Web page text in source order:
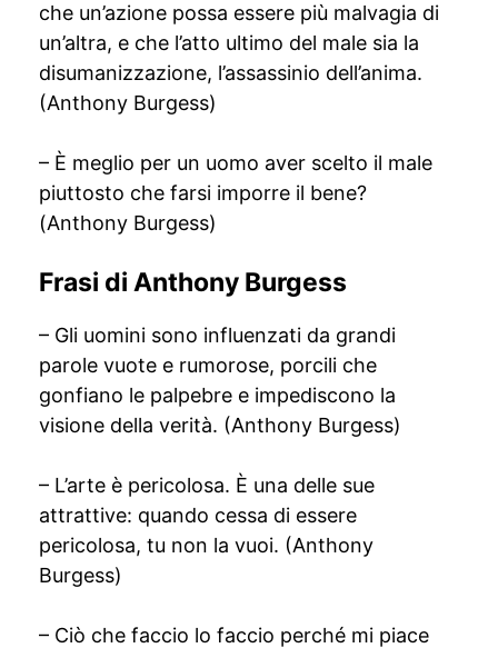
che un’azione possa essere più malvagia di
un’altra, e che l’atto ultimo del male sia la
disumanizzazione, l’assassinio dell’anima.
(Anthony Burgess)
– È meglio per un uomo aver scelto il male
piuttosto che farsi imporre il bene?
(Anthony Burgess)
Frasi di Anthony Burgess
– Gli uomini sono influenzati da grandi
parole vuote e rumorose, porcili che
gonfiano le palpebre e impediscono la
visione della verità. (Anthony Burgess)
– L’arte è pericolosa. È una delle sue
attrattive: quando cessa di essere
pericolosa, tu non la vuoi. (Anthony
Burgess)
– Ciò che faccio lo faccio perché mi piace